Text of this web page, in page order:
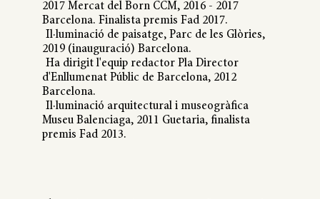
2017 Mercat del Born CCM, 2016 - 2017
Barcelona. Finalista premis Fad 2017.
Il·luminació de paisatge, Parc de les Glòries,
2019 (inauguració) Barcelona.
Ha dirigit l'equip redactor Pla Director
d'Enllumenat Públic de Barcelona, 2012
Barcelona.
Il·luminació arquitectural i museogràfica
Museu Balenciaga, 2011 Guetaria, finalista
premis Fad 2013.